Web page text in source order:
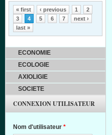
Pages
« first ‹ previous 1
2
3
4 5 6 7
next ›
last »
ECONOMIE
ECOLOGIE
AXIOLIGIE
SOCIETE
CONNEXION UTILISATEUR
Nom d'utilisateur *